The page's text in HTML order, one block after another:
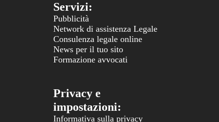
Servizi:
Pubblicità
Network di assistenza Legale
Consulenza legale online
News per il tuo sito
Formazione avvocati
Privacy e
impostazioni:
Informativa sulla privacy